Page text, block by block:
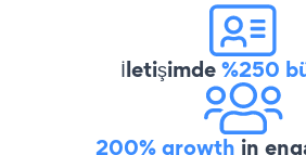
İletişimde%250
200% growth in